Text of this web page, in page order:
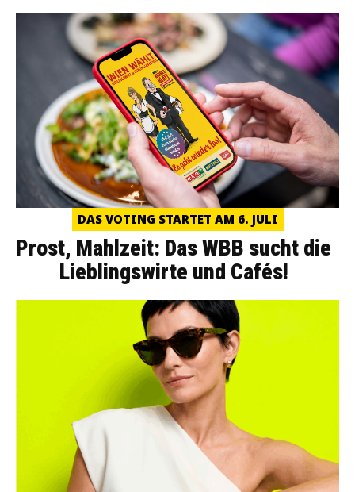
DAS VOTING STARTET AM 6. JULI
Prost, Mahlzeit: Das WBB sucht die
Lieblingswirte und Cafés!